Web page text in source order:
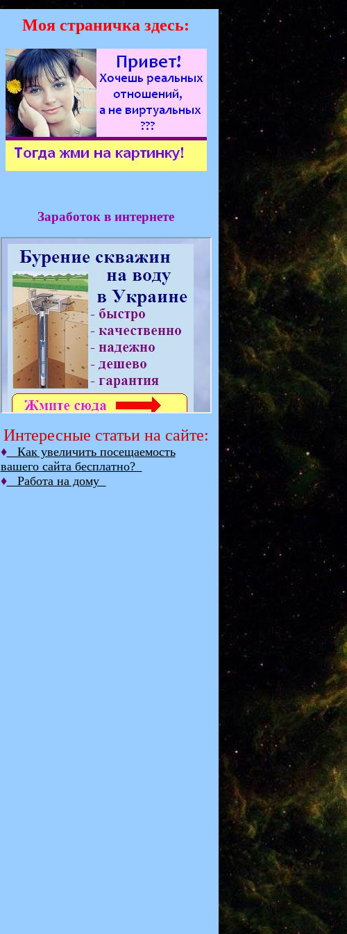
Моя страничка здесь:
Заработок в интернете
Интересные статьи на сайте:
♦Как увеличить посещаемость
вашего сайта бесплатно?
♦Работа на дому